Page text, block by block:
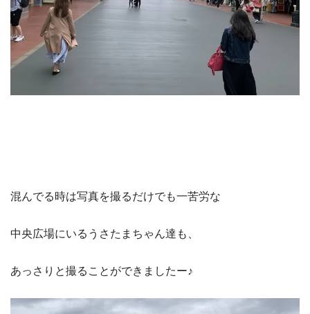
混んでる時は写真を撮るだけでも一苦労な
中央広場にいるうさたまちゃん達も、
あっさりと撮ることができましたー♪